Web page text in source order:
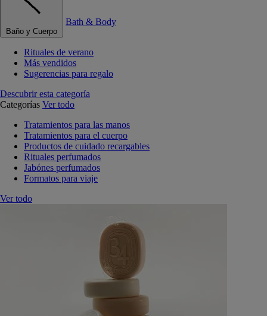
Baño y Cuerpo
Bath & Body
Rituales de verano
Más vendidos
Sugerencias para regalo
Descubrir esta categoría
Categorías Ver todo
Tratamientos para las manos
Tratamientos para el cuerpo
Productos de cuidado recargables
Rituales perfumados
Jabónes perfumados
Formatos para viaje
Ver todo